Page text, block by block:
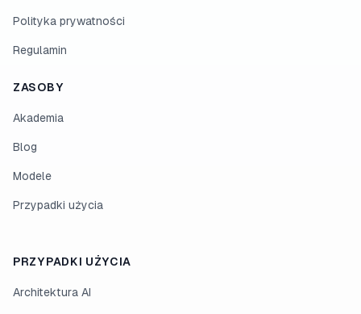
Polityka prywatności
Regulamin
ZASOBY
Akademia
Blog
Modele
Przypadki użycia
PRZYPADKI UŻYCIA
Architektura AI